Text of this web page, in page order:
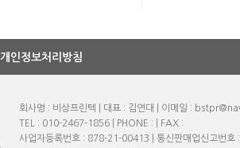
개인정보처리방침
회사명 : 비상프린텍 | 대표 : 김연대 | 이메일 :
TEL : 010-2467-1856 | PHONE : | FAX :
사업자등록번호 : 878-21-00413 | 통신판매업신고번